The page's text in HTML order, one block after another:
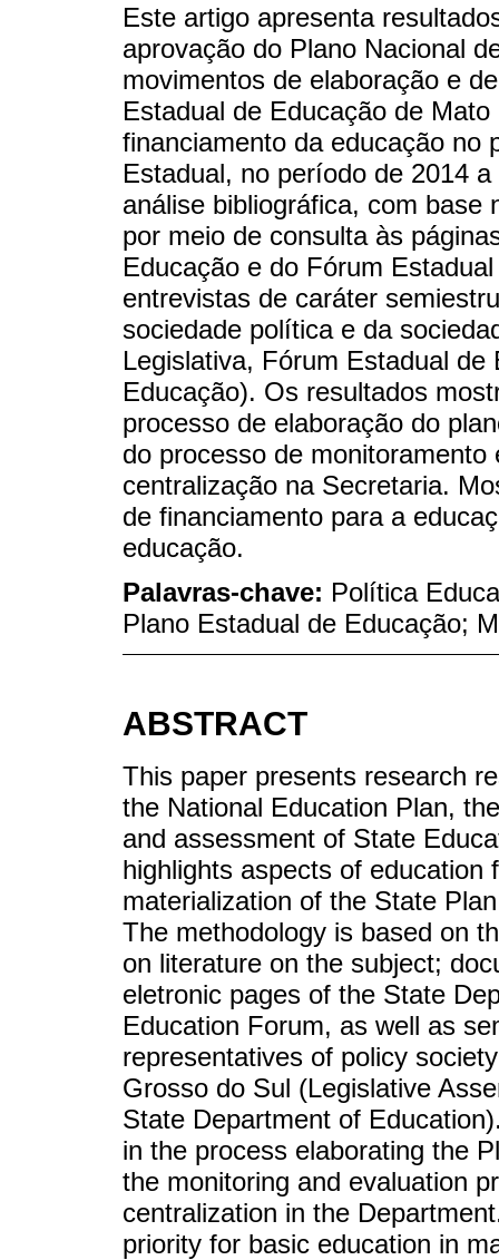
Este artigo apresenta
aprovação do Plano Nacional
movimentos de elaboração e
Estadual de Educação de
financiamento da educação no
Estadual, no período de 2014
análise bibliográfica, com base
por meio de consulta às
Educação e do Fórum
entrevistas de caráter
sociedade política e da
Legislativa, Fórum Estadual
Educação). Os resultados
processo de elaboração do
do processo de
centralização na Secretaria.
de financiamento para a
educação.
Palavras-chave: Política
Plano Estadual de Educação;
ABSTRACT
This paper presents research
the National Education Plan,
and assessment of State
highlights aspects of education
materialization of the State
The methodology is based on
on literature on the subject;
eletronic pages of the State
Education Forum, as well as
representatives of policy
Grosso do Sul (Legislative
State Department of
in the process elaborating the
the monitoring and evaluation
centralization in the
priority for basic education in